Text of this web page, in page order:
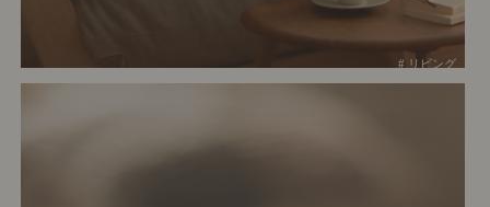
# リビング